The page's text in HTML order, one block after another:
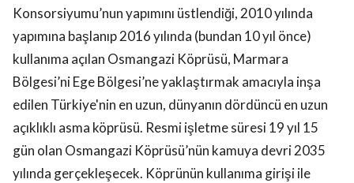
Konsorsiyumu’nun yapımını üstlendiği, 2010 yılında
yapımına başlanıp 2016 yılında (bundan 10 yıl önce)
kullanıma açılan Osmangazi Köprüsü, Marmara
Bölgesi’ni Ege Bölgesi’ne yaklaştırmak amacıyla inşa
edilen Türkiye'nin en uzun, dünyanın dördüncü en uzun
açıklıklı asma köprüsü. Resmi işletme süresi 19 yıl 15
gün olan Osmangazi Köprüsü’nün kamuya devri 2035
yılında gerçekleşecek. Köprünün kullanıma girişi ile